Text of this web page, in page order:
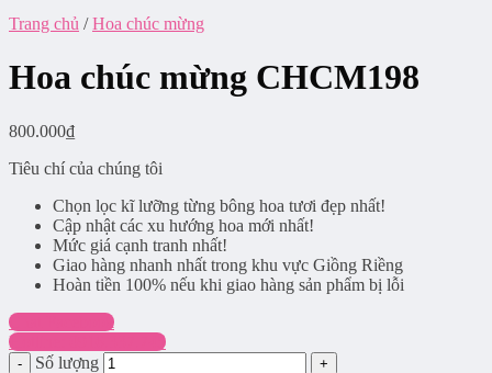
Trang chủ / Hoa chúc mừng
Hoa chúc mừng CHCM198
800.000₫
Tiêu chí của chúng tôi
Chọn lọc kĩ lưỡng từng bông hoa tươi đẹp nhất!
Cập nhật các xu hướng hoa mới nhất!
Mức giá cạnh tranh nhất!
Giao hàng nhanh nhất trong khu vực Giồng Riềng
Hoàn tiền 100% nếu khi giao hàng sản phẩm bị lỗi
Chat Facebook
Hotline: 0916.337.745
Số lượng